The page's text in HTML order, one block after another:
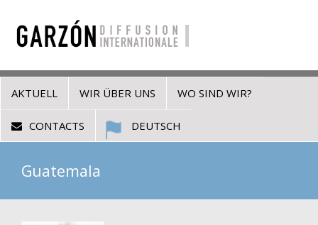
AKTUELL WIR ÜBER UNS WO SIND WIR?
CONTACTS DEUTSCH
Guatemala